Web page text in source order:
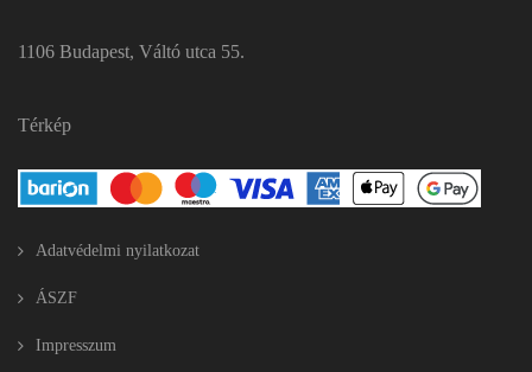
1106 Budapest, Váltó utca 55.
Térkép
Adatvédelmi nyilatkozat
ÁSZF
Impresszum